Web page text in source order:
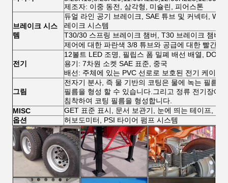
제조자: 이중 동전, 삼각형, 미슐린, 피어스톤
브레이크 시스
템
듀얼 라인 공기 브레이크, SAE 튜브 및 커넥터,
레이크 시스템
T30/30 스프링 브레이크 챔버, T30 브레이크 챔버
제어에 대한 파란색 3/8 튜브와 공급에 대한 빨간색
전기
12볼트 LED 조명, 필립스 폼 밀폐 배선 배열, DOT
용기: 7차원 소켓 SAE 표준, 중국
배선: 주체에 있는 PVC 선로로 보호된 전기 케이블
그림
전자기 분사, 즉 물 기반의 코팅은 물에 녹는 필름
필름을 형성 할 수 있습니다.그리고 정류 전기장에
침착하여 코팅 필름을 형성합니다.
MISC
GET 표준 표시, 문서 보관기, 눈에 띄는 테이프, 철
옵션
허보도미터, PSI 타이어 펌프 시스템